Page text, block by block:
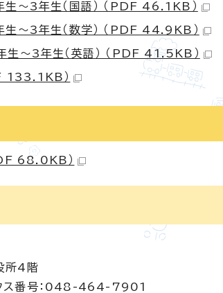
～3年生（国語） （PDF 46.1KB）
～3年生（数学） （PDF 44.9KB）
～3年生（英語） （PDF 41.5KB）
133.1KB）
68.0KB）
所4階
番号：048-464-7901